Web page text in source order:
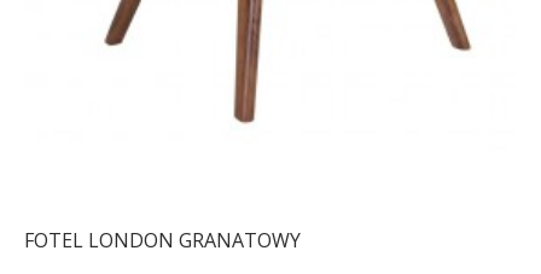
FOTEL LONDON GRANATOWY